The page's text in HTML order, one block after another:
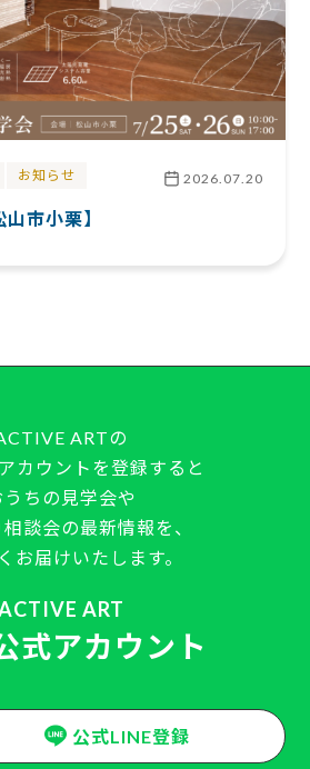
お知らせ 2026.07.20
市小栗】
ARTの
カウントを登録すると
うちの見学会や
談会の最新情報を、
お届けいたします。
ART
式アカウント
公式LINE登録